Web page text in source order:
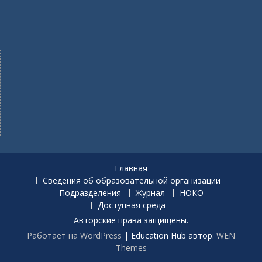
Главная
Сведения об образовательной организации
Подразделения
Журнал
НОКО
Доступная среда
Авторские права защищены.
Работает на WordPress | Education Hub автор: WEN
Themes